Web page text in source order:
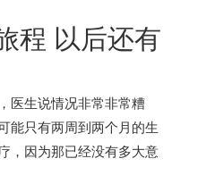
程 以后还有
医生说情况非常非常糟
能只有两周到两个月的生
，因为那已经没有多大意